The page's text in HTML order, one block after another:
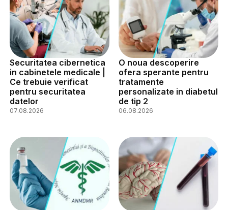
Securitatea cibernetica
in cabinetele medicale |
Ce trebuie verificat
pentru securitatea
datelor
07.08.2026
O noua descoperire
ofera sperante pentru
tratamente
personalizate in diabetul
de tip 2
06.08.2026